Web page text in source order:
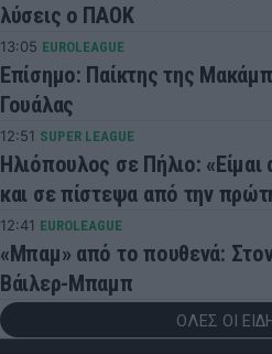
λύσεις ο ΠΑΟΚ
13:05 EUROLEAGUE
Επίσημο: Παίκτης της
Γουάλας
12:51 SUPER LEAGUE
Ηλιόπουλος σε Πήλιο:
και σε πίστεψα από την
12:41 EUROLEAGUE
«Μπαμ» από το πουθενά:
Βάιλερ-Μπαμπ
ΟΛΕΣ ΟΙ